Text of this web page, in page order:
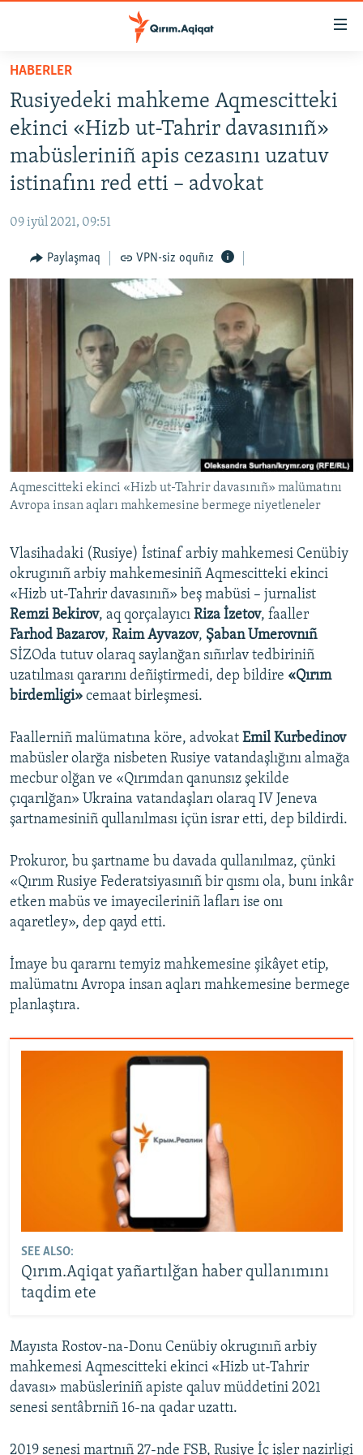
Esas
qaytmaq
Baş
navigatsiyağa
qaytmaq
Qıdıruvğa
SİYASET
İQTİSADİYAT
CEMİYET
İNSAN AQLARI
VİDEO
SÜRET
BLOGLAR
FİKİR
Русский
Українською
QOŞULIÑIZ!
RFE/RS bütün saytları
HABERLER
Rusiyedeki mahkeme Aqmescitteki
ekinci «Hizb ut-Tahrir davasınıñ»
mabüsleriniñ apis cezasını uzatuv
istinafını red etti – advokat
09 iyül 2021, 09:51
Paylaşmaq VPN-siz oquñız
Aqmescitteki ekinci «Hizb ut-Tahrir davasınıñ» malümatını
Avropa insan aqları mahkemesine bermege niyetleneler
Vlasihadaki (Rusiye) İstinaf arbiy mahkemesi Cenübiy
okrugınıñ arbiy mahkemesiniñ Aqmescitteki ekinci
«Hizb ut-Tahrir davasınıñ» beş mabüsi – jurnalist
Remzi Bekirov, aq qorçalayıcı Riza İzetov, faaller
Farhod Bazarov, Raim Ayvazov, Şaban Umerovnıñ
SİZOda tutuv olaraq saylanğan sıñırlav tedbiriniñ
uzatılması qararını deñiştirmedi, dep bildire «Qırım
birdemligi» cemaat birleşmesi.
Faallerniñ malümatına köre, advokat Emil Kurbedinov
mabüsler olarğa nisbeten Rusiye vatandaşlığını almağa
mecbur olğan ve «Qırımdan qanunsız şekilde
çıqarılğan» Ukraina vatandaşları olaraq IV Jeneva
şartnamesiniñ qullanılması içün israr etti, dep bildirdi.
Prokuror, bu şartname bu davada qullanılmaz, çünki
«Qırım Rusiye Federatsiyasınıñ bir qısmı ola, bunı inkâr
etken mabüs ve imayecileriniñ lafları ise onı
aqaretley», dep qayd etti.
İmaye bu qararnı temyiz mahkemesine şikâyet etip,
malümatnı Avropa insan aqları mahkemesine bermege
planlaştıra.
SEE ALSO:
Qırım.Aqiqat yañartılğan haber qullanımını
taqdim ete
Mayısta Rostov-na-Donu Cenübiy okrugınıñ arbiy
mahkemesi Aqmescitteki ekinci «Hizb ut-Tahrir
davası» mabüsleriniñ apiste qaluv müddetini 2021
senesi sentâbrniñ 16-na qadar uzattı.
2019 senesi martnıñ 27-nde FSB, Rusiye İç işler nazirligi